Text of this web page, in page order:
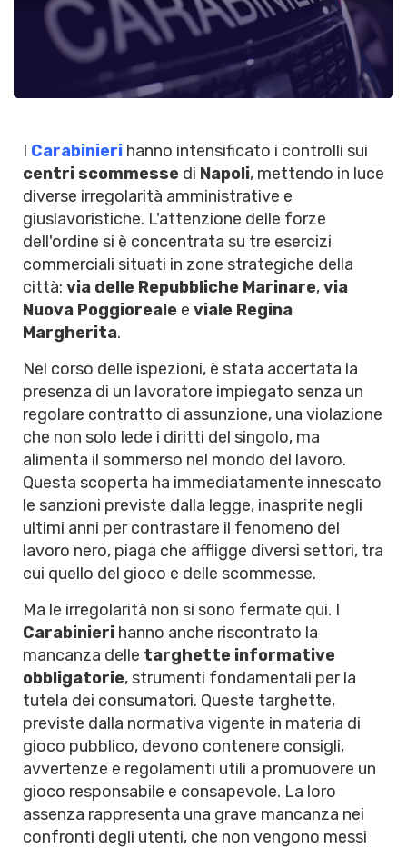
I Carabinieri hanno intensificato i controlli sui
centri scommesse di Napoli, mettendo in luce
diverse irregolarità amministrative e
giuslavoristiche. L'attenzione delle forze
dell'ordine si è concentrata su tre esercizi
commerciali situati in zone strategiche della
città: via delle Repubbliche Marinare,via
Nuova Poggioreale e viale Regina
Margherita.
Nel corso delle ispezioni, è stata accertata la
presenza di un lavoratore impiegato senza un
regolare contratto di assunzione, una violazione
che non solo lede i diritti del singolo, ma
alimenta il sommerso nel mondo del lavoro.
Questa scoperta ha immediatamente innescato
le sanzioni previste dalla legge, inasprite negli
ultimi anni per contrastare il fenomeno del
lavoro nero, piaga che affligge diversi settori, tra
cui quello del gioco e delle scommesse.
Ma le irregolarità non si sono fermate qui. I
Carabinieri hanno anche riscontrato la
mancanza delle targhette informative
obbligatorie, strumenti fondamentali per la
tutela dei consumatori. Queste targhette,
previste dalla normativa vigente in materia di
gioco pubblico, devono contenere consigli,
avvertenze e regolamenti utili a promuovere un
gioco responsabile e consapevole. La loro
assenza rappresenta una grave mancanza nei
confronti degli utenti, che non vengono messi